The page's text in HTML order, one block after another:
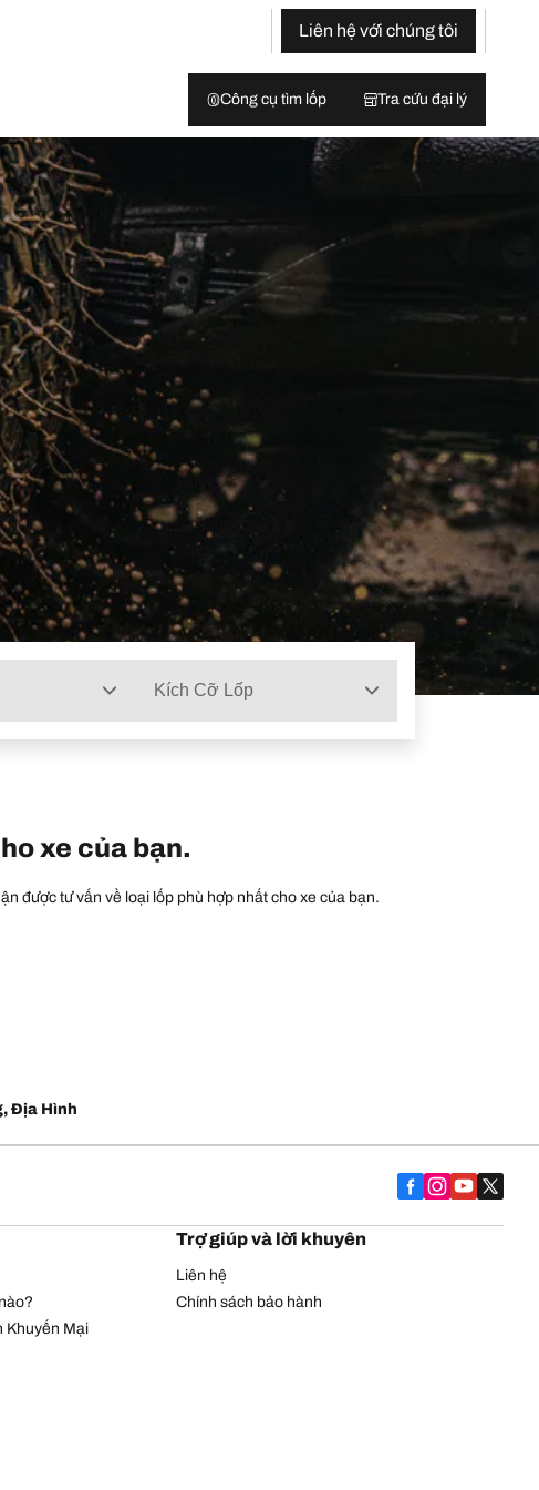
Liên hệ với chúng tôi
Công cụ tìm lốp Tra cứu đại lý
Kích Cỡ Lốp
xe của bạn.
được tư vấn về loại lốp phù hợp nhất cho xe của bạn.
Địa Hình
Khuyến Mại
Trợ giúp và lời khuyên
Liên hệ
Chính sách bảo hành